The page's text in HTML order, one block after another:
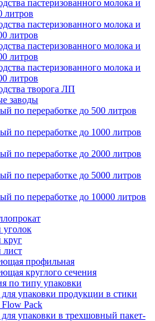
пастеризованного молока и
литров
пастеризованного молока и
литров
пастеризованного молока и
литров
пастеризованного молока и
литров
творога ЛП
заводы
по переработке до 500 литров
по переработке до 1000 литров
по переработке до 2000 литров
по переработке до 5000 литров
по переработке до 10000 литров
профильная
круглого сечения
по типу упаковки
упаковки продукции в стики
Pack
упаковки в трехшовный пакет-